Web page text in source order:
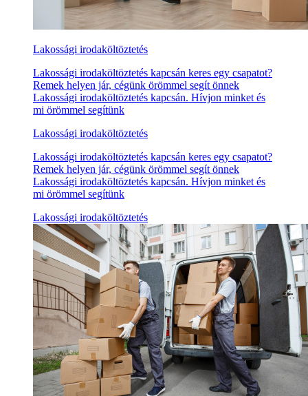
Lakossági irodaköltöztetés
Lakossági irodaköltöztetés kapcsán keres egy csapatot?
Remek helyen jár, cégünk örömmel segít önnek
Lakossági irodaköltöztetés kapcsán. Hívjon minket és
mi örömmel segítünk
Lakossági irodaköltöztetés
Lakossági irodaköltöztetés kapcsán keres egy csapatot?
Remek helyen jár, cégünk örömmel segít önnek
Lakossági irodaköltöztetés kapcsán. Hívjon minket és
mi örömmel segítünk
Lakossági irodaköltöztetés